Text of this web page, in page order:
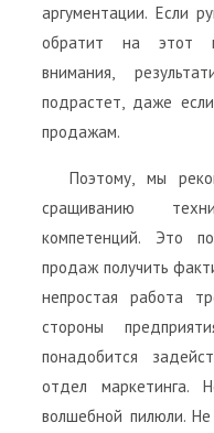
аргументации. Если
обратит на этот
внимания,
подрастет, даже
продажам.
Поэтому, мы
сращиванию
компетенций. Это
продаж получить
непростая работа
стороны
понадобится
отдел
волшебной пилюли.